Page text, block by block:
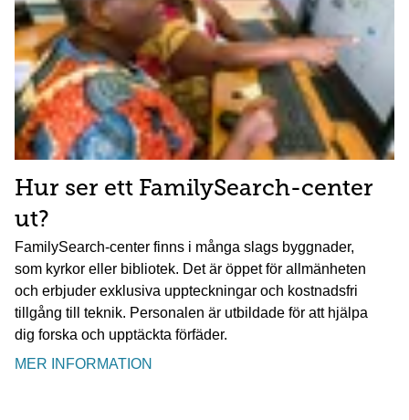
Hur ser ett FamilySearch-center
ut?
FamilySearch-center finns i många slags byggnader,
som kyrkor eller bibliotek. Det är öppet för allmänheten
och erbjuder exklusiva uppteckningar och kostnadsfri
tillgång till teknik. Personalen är utbildade för att hjälpa
dig forska och upptäckta förfäder.
MER INFORMATION